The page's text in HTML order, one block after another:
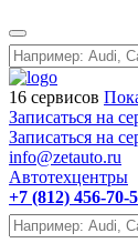
16 сервисов
Записаться на
Записаться на
info@zetauto.ru
Автотехцентры
+7 (812) 456-70-